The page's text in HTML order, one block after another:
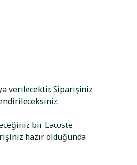
verilecektir. Siparişiniz
bir Lacoste
hazır olduğunda